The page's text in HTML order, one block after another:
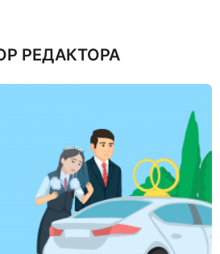
РЕДАКТОРА